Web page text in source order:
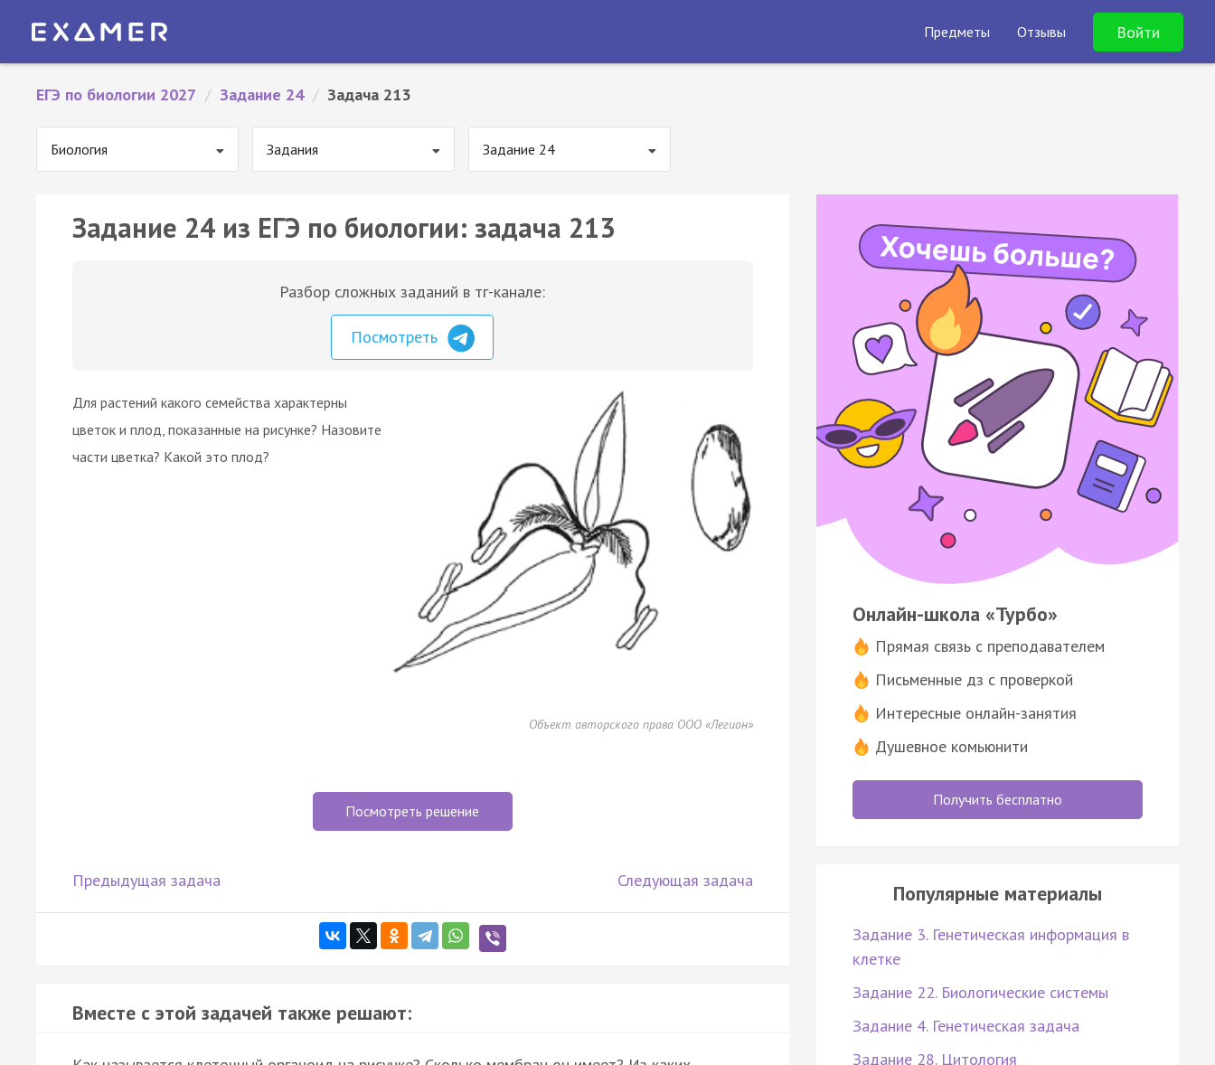
Предметы Отзывы Войти
ЕГЭ по биологии 2027 / Задание 24 / Задача 213
Биология Задания Задание 24
Задание 24 из ЕГЭ по биологии: задача 213
Разбор сложных заданий в тг-канале:
Посмотреть
Для растений какого семейства характерны
цветок и плод, показанные на рисунке? Назовите
части цветка? Какой это плод?
Объект авторского права ООО «Легион»
Посмотреть решение
Предыдущая задача Следующая задача
Вместе с этой задачей также решают:
Онлайн-школа «Турбо»
Прямая связь с преподавателем
Письменные дз с проверкой
Интересные онлайн-занятия
Душевное комьюнити
Получить бесплатно
Популярные материалы
Задание 3. Генетическая информация в
клетке
Задание 22. Биологические системы
Задание 4. Генетическая задача
Задание 28. Цитология